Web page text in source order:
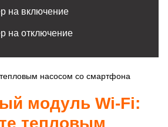
на включение
на отключение
модуль Wi-Fi:
тепловым